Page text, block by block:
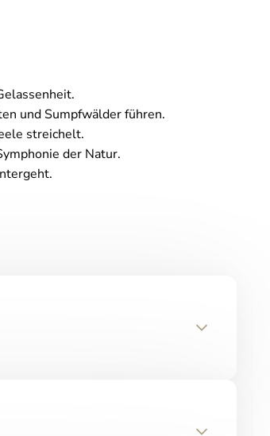
und Sumpfwälder führen.
streichelt.
der Natur.